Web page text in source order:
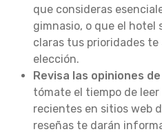
que consideras
gimnasio, o que el
claras tus prioridades
elección.
Revisa las opiniones
tómate el tiempo de
recientes en sitios web
reseñas te darán